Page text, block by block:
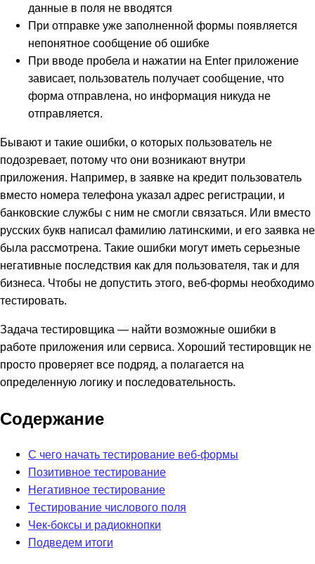
данные в поля не вводятся
При отправке уже заполненной формы появляется
непонятное сообщение об ошибке
При вводе пробела и нажатии на Enter приложение
зависает, пользователь получает сообщение, что
форма отправлена, но информация никуда не
отправляется.
Бывают и такие ошибки, о которых пользователь не
подозревает, потому что они возникают внутри
приложения. Например, в заявке на кредит пользователь
вместо номера телефона указал адрес регистрации, и
банковские службы с ним не смогли связаться. Или вместо
русских букв написал фамилию латинскими, и его заявка не
была рассмотрена. Такие ошибки могут иметь серьезные
негативные последствия как для пользователя, так и для
бизнеса. Чтобы не допустить этого, веб-формы необходимо
тестировать.
Задача тестировщика — найти возможные ошибки в
работе приложения или сервиса. Хороший тестировщик не
просто проверяет все подряд, а полагается на
определенную логику и последовательность.
Содержание
С чего начать тестирование веб-формы
Позитивное тестирование
Негативное тестирование
Тестирование числового поля
Чек-боксы и радиокнопки
Подведем итоги